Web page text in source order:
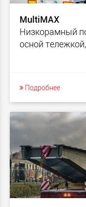
MultiMAX
Низкорамный
осной
Подробнее